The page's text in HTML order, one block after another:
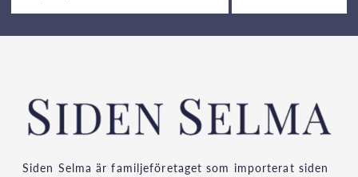
Siden Selma är familjeföretaget som importerat siden